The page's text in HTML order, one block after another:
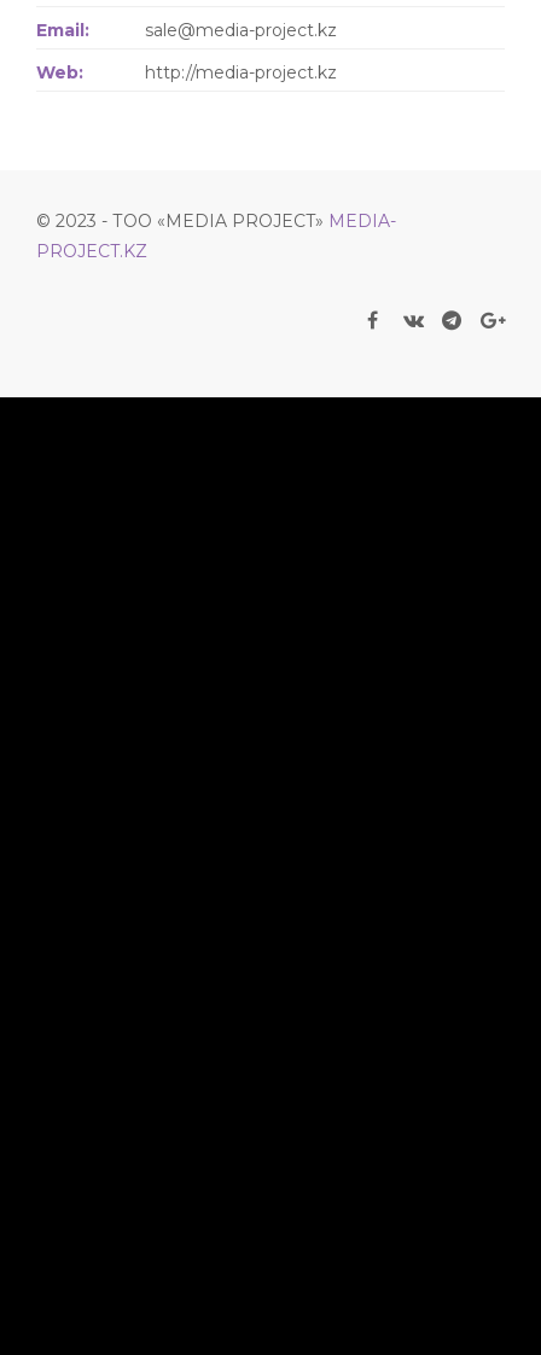
Email:
sale@media-project.kz
Web:
http://media-project.kz
© 2023 - ТОО «MEDIA PROJECT» MEDIA-
PROJECT.KZ